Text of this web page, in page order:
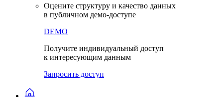
Готовые модули интеграции
Документация
в публичном демо-доступе